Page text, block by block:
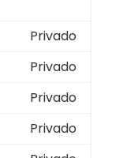
Privado
Privado
Privado
Privado